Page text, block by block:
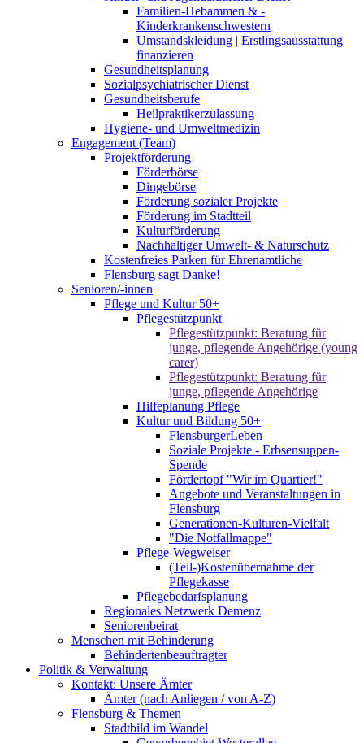
Familien-Hebammen & -
Kinderkrankenschwestern
Umstandskleidung | Erstlingsausstattung
finanzieren
Gesundheitsplanung
Sozialpsychiatrischer Dienst
Gesundheitsberufe
Heilpraktikerzulassung
Hygiene- und Umweltmedizin
Engagement (Team)
Projektförderung
Förderbörse
Dingebörse
Förderung sozialer Projekte
Förderung im Stadtteil
Kulturförderung
Nachhaltiger Umwelt- & Naturschutz
Kostenfreies Parken für Ehrenamtliche
Flensburg sagt Danke!
Senioren/-innen
Pflege und Kultur 50+
Pflegestützpunkt
Pflegestützpunkt: Beratung für
junge, pflegende Angehörige (young
carer)
Pflegestützpunkt: Beratung für
junge, pflegende Angehörige
Hilfeplanung Pflege
Kultur und Bildung 50+
FlensburgerLeben
Soziale Projekte - Erbsensuppen-
Spende
Fördertopf "Wir im Quartier!"
Angebote und Veranstaltungen in
Flensburg
Generationen-Kulturen-Vielfalt
"Die Notfallmappe"
Pflege-Wegweiser
(Teil-)Kostenübernahme der
Pflegekasse
Pflegebedarfsplanung
Regionales Netzwerk Demenz
Seniorenbeirat
Menschen mit Behinderung
Behindertenbeauftragter
Politik & Verwaltung
Kontakt: Unsere Ämter
Ämter (nach Anliegen / von A-Z)
Flensburg & Themen
Stadtbild im Wandel